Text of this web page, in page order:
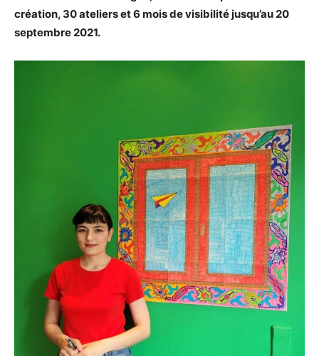
création, 30 ateliers et 6 mois de visibilité jusqu’au 20
septembre 2021.